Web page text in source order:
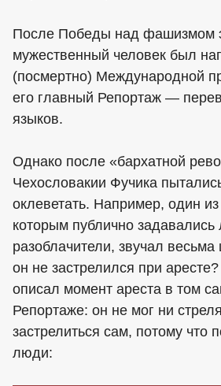
После Победы над фашизмом
мужественный человек был
(посмертно) Международной
его главный Репортаж —
языков.
Однако после «бархатной
Чехословакии Фучика
оклеветать. Например, один
которым публично
разоблачители, звучал
он не застрелился при
описал момент ареста в том
Репортаже: он не мог ни
застрелиться сам, потому что
люди: